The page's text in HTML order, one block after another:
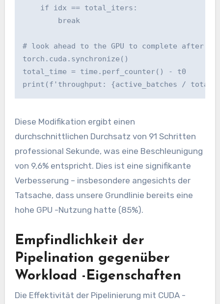
    if idx == total_iters:
        break
# look ahead to the GPU to complete after
torch.cuda.synchronize()
total_time = time.perf_counter() - t0
print(f'throughput: {active_batches /
Diese Modifikation ergibt einen
durchschnittlichen Durchsatz von 91 Schritten
professional Sekunde, was eine Beschleunigung
von 9,6% entspricht. Dies ist eine signifikante
Verbesserung – insbesondere angesichts der
Tatsache, dass unsere Grundlinie bereits eine
hohe GPU -Nutzung hatte (85%).
Empfindlichkeit der
Pipelination gegenüber
Workload -Eigenschaften
Die Effektivität der Pipelinierung mit CUDA -